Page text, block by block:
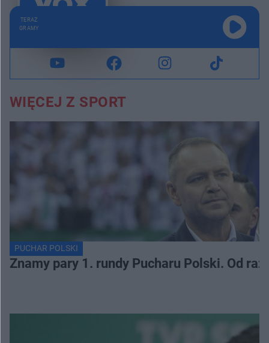
TERAZ
GRAMY
WIĘCEJ Z SPORT
PUCHAR POLSKI
Znamy pary 1. rundy Pucharu Polski. Od